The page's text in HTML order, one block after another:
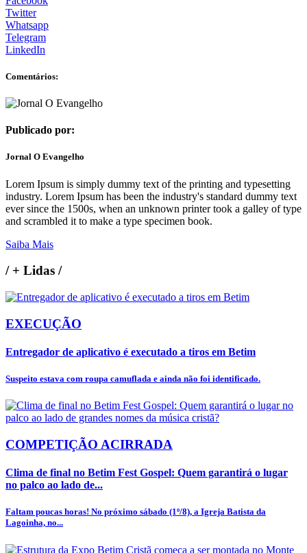
Twitter
Whatsapp
Telegram
LinkedIn
Comentários:
Publicado por:
Jornal O Evangelho
Lorem Ipsum is simply dummy text of the printing and typesetting
industry. Lorem Ipsum has been the industry's standard dummy text
ever since the 1500s, when an unknown printer took a galley of type
and scrambled it to make a type specimen book.
Saiba Mais
/+ Lidas /
EXECUÇÃO
Entregador de aplicativo é executado a tiros em Betim
Suspeito estava com roupa camuflada e ainda não foi identificado.
COMPETIÇÃO ACIRRADA
Clima de final no Betim Fest Gospel: Quem garantirá o lugar
no palco ao lado de...
Faltam poucas horas! No próximo sábado (1º/8), a Igreja Batista da
Lagoinha, no...